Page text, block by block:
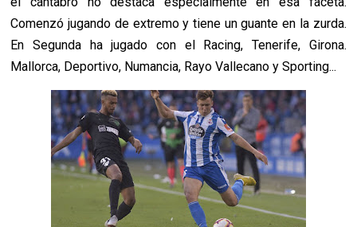
Comenzó jugando de extremo y tiene un guante en la zurda.
En Segunda ha jugado con el Racing, Tenerife, Girona.
Mallorca, Deportivo, Numancia, Rayo Vallecano y Sporting...